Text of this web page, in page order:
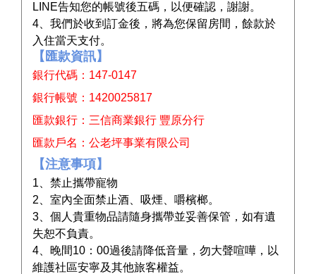
LINE告知您的帳號後五碼，以便確認，謝謝。
4、我們於收到訂金後，將為您保留房間，餘款於
入住當天支付。
【匯款資訊】
銀行代碼：147-0147
銀行帳號：1420025817
匯款銀行：三信商業銀行 豐原分行
匯款戶名：公老坪事業有限公司
【注意事項】
1、禁止攜帶寵物
2、室內全面禁止酒、吸煙、嚼檳榔。
3、個人貴重物品請隨身攜帶並妥善保管，如有遺
失恕不負責。
4、晚間10：00過後請降低音量，勿大聲喧嘩，以
維護社區安寧及其他旅客權益。